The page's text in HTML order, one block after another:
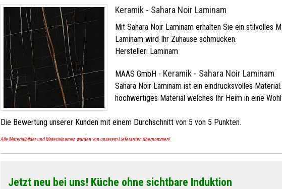
Keramik - Sahara Noir Laminam
Mit Sahara Noir Laminam erhalten Sie ein stilvolles
Laminam wird Ihr Zuhause schmücken.
Hersteller: Laminam
MAAS GmbH - Keramik - Sahara Noir Laminam
Sahara Noir Laminam ist ein eindrucksvolles
hochwertiges Material welches Ihr Heim in eine
Die Bewertung unserer Kunden mit einem Durchschnitt von 5 von 5 Punkten.
Alle Materialbilder und Materialnamen wurden von unserem Lieferanten übernommen!
Jetzt neu bei uns! Küche ohne sichtbare Induktion